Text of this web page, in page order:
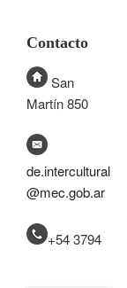
Contacto
San
Martín 850
de.intercultural
@mec.gob.ar
+54 3794